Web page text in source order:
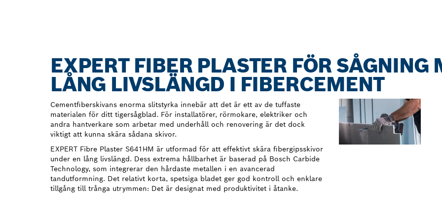
EXPERT FIBER PLASTER FÖR SÅGNING
LÅNG LIVSLÄNGD I FIBERCEMENT
Cementfiberskivans enorma slitstyrka innebär att det är ett av de tuffaste
materialen för ditt tigersågblad. För installatörer, rörmokare, elektriker och
andra hantverkare som arbetar med underhåll och renovering är det dock
viktigt att kunna skära sådana skivor.
EXPERT Fibre Plaster S641HM är utformad för att effektivt skära fibergipsskivor
under en lång livslängd. Dess extrema hållbarhet är baserad på Bosch Carbide
Technology, som integrerar den hårdaste metallen i en avancerad
tandutformning. Det relativt korta, spetsiga bladet ger god kontroll och enklare
tillgång till trånga utrymmen: Det är designat med produktivitet i åtanke.